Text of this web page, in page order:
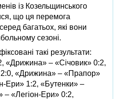
із Козельщинського
що ця перемога
багатьох, які вони
сезоні.
такі результати:
«Дрижина» – «Січовик» 0:2,
«Дрижина» – «Прапор»
Ери» 1:2, «Бутенки» –
– «Легіон-Ери» 0:2,